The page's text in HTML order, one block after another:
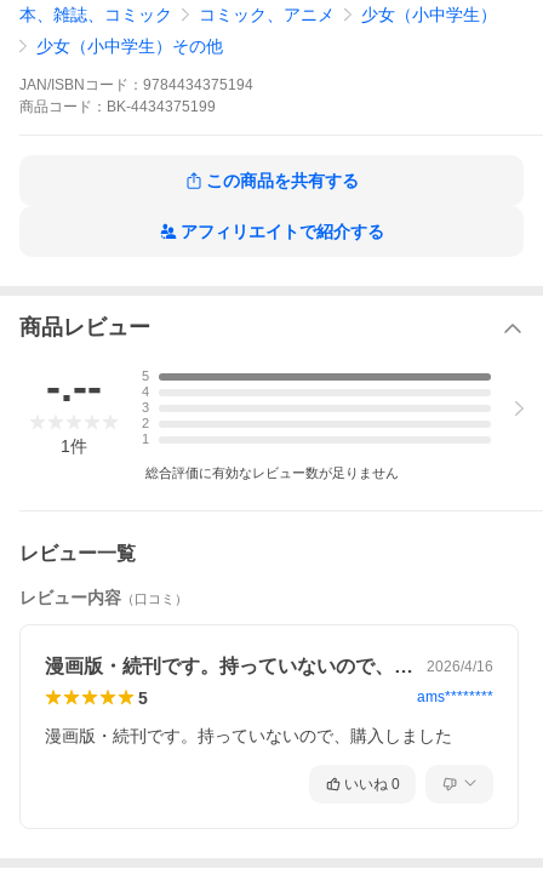
出版社名:
アルファポリス
シリーズ名等:Regina COMICS
たちに囲まれてほのぼのライフを満喫するミヅキ。
王都で開店することになった出張料理店は、絶品グルメと可愛い
本、雑誌、コミック コミック、アニメ
少女（小中学生）
少女（小中学生）その他
JAN/ISBNコード： 9784434375194
商品 コード： BK-4434375199
この商品を共有する
アフィリエイトで紹介する
商品レビュー
-.--
1件
5
4
3
2
1
総合評価に有効なレビュー数が足りません
レビュー一覧
レビュー内容 （口コミ）
漫画版・続刊です。持っていないので、購… 2026/4/16
5 ams********
漫画版・続刊です。持っていないので、購入しました
いいね 0